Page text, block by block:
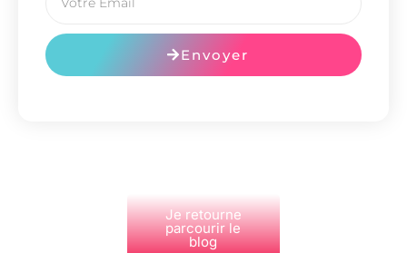
Envoyer
Je retourne
parcourir le
blog